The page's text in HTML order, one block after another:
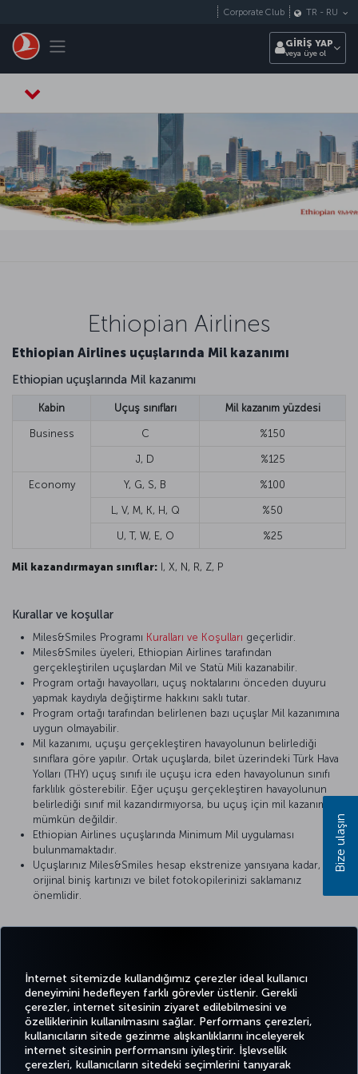
İnternet sitemizde kullandığımız çerezler ideal kullanıcı
deneyimini hedefleyen farklı görevler üstlenir. Gerekli
çerezler, internet sitesinin ziyaret edilebilmesini ve
özelliklerinin kullanılmasını sağlar. Performans çerezleri,
kullanıcıların sitede gezinme alışkanlıklarını inceleyerek
internet sitesinin performansını iyileştirir. İşlevsellik
çerezleri, kullanıcıların sitedeki seçimlerini tanıyarak
Toggle navigation
Corporate Club TR - RU
GİRİŞ YAP
veya üye ol
Ethiopian Airlines
Ethiopian Airlines uçuşlarında Mil kazanımı
Ethiopian uçuşlarında Mil kazanımı
Kabin Uçuş sınıfları Mil kazanım yüzdesi
Business C %150
J, D %125
Economy Y, G, S, B %100
L, V, M, K, H, Q %50
U, T, W, E, O %25
Mil kazandırmayan sınıflar: I, X, N, R, Z, P
Kurallar ve koşullar
Miles&Smiles Programı Kuralları ve Koşulları geçerlidir.
Miles&Smiles üyeleri, Ethiopian Airlines tarafından
gerçekleştirilen uçuşlardan Mil ve Statü Mili kazanabilir.
Program ortağı havayolları, uçuş noktalarını önceden duyuru
yapmak kaydıyla değiştirme hakkını saklı tutar.
Program ortağı tarafından belirlenen bazı uçuşlar Mil kazanımına
uygun olmayabilir.
Mil kazanımı, uçuşu gerçekleştiren havayolunun belirlediği
sınıflara göre yapılır. Ortak uçuşlarda, bilet üzerindeki Türk Hava
Yolları (THY) uçuş sınıfı ile uçuşu icra eden havayolunun sınıfı
farklılık gösterebilir. Eğer uçuşu gerçekleştiren havayolunun
belirlediği sınıf mil kazandırmıyorsa, bu uçuş için mil kazanımı
mümkün değildir.
Ethiopian Airlines uçuşlarında Minimum Mil uygulaması
bulunmamaktadır.
Uçuşlarınız Miles&Smiles hesap ekstrenize yansıyana kadar,
orijinal biniş kartınızı ve bilet fotokopilerinizi saklamanız
önemlidir.
TwitterFacebook
Instagram
YoutubeLinkedIn
TiktokBlogPinterest
Bize ulaşın